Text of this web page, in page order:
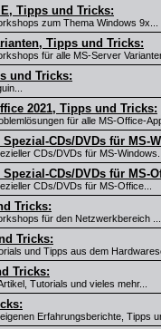
Tipps und Tricks:
zum Thema Windows 9x...
Tipps und Tricks:
für alle MS-Server
und Tricks:
2021, Tipps und Tricks:
für alle MS-Office-
CDs/DVDs für MS-
CDs/DVDs für MS-
CDs/DVDs für MS-
CDs/DVDs für MS-Office...
Tricks:
für den Netzwerkbereich ...
Tricks:
und Tipps aus dem
Tricks:
Tutorials und vieles mehr...
Erfahrungsberichte, Tipps